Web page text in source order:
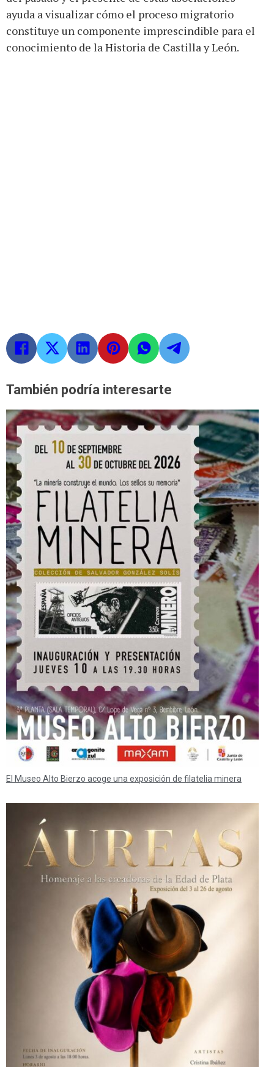
ayuda a visualizar cómo el proceso migratorio
constituye un componente imprescindible para el
conocimiento de la Historia de Castilla y León.
También podría interesarte
El Museo Alto Bierzo acoge una exposición de filatelia minera